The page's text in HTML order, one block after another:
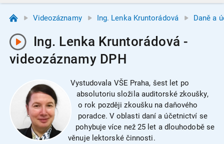
Videozáznamy Ing. Lenka Kruntorádová Daně a
Ing. Lenka Kruntorádová -
videozáznamy DPH
Vystudovala VŠE Praha, šest let po
absolutoriu složila auditorské zkoušky,
o rok později zkoušku na daňového
poradce. V oblasti daní a účetnictví se
pohybuje více než 25 let a dlouhodobě se
věnuje lektorské činnosti.